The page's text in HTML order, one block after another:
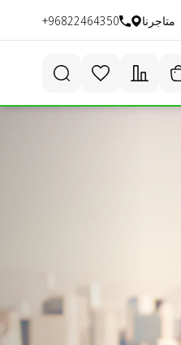
متاجرنا +96822464350